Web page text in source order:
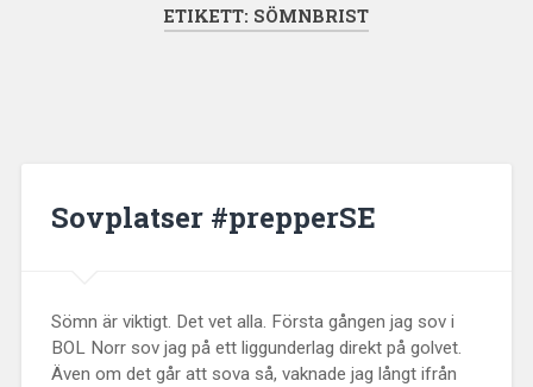
ETIKETT: SÖMNBRIST
Sovplatser #prepperSE
Sömn är viktigt. Det vet alla. Första gången jag sov i
BOL Norr sov jag på ett liggunderlag direkt på golvet.
Även om det går att sova så, vaknade jag långt ifrån